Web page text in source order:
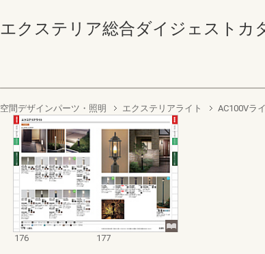
エクステリア総合ダイジェストカ
空間デザインパーツ・照明 エクステリアライト AC100Vラ
176 177